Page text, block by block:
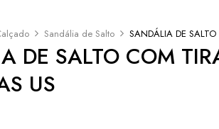
Sandália de Salto SANDÁLIA DE
DE SALTO COM
US